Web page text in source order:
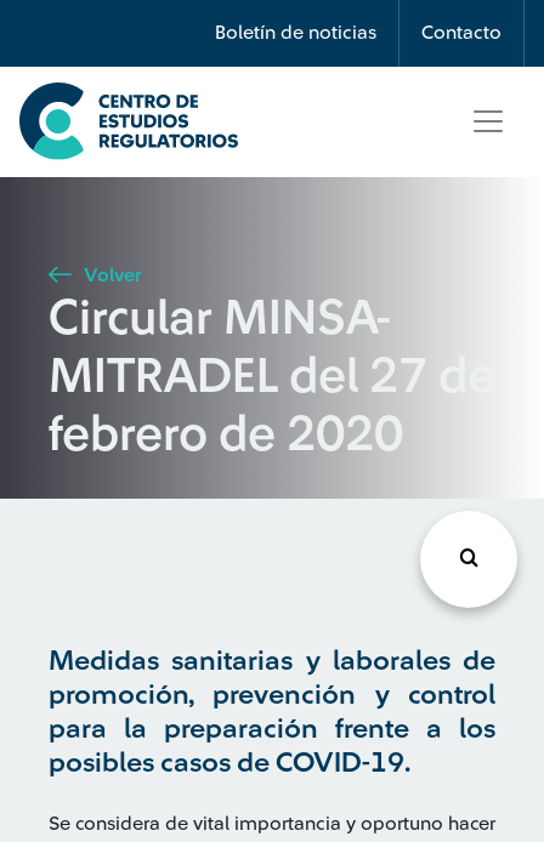
Boletín de noticias Contacto
Búsqueda
Seleccione país
Buscar
Volver
Circular MINSA-
MITRADEL del 27 de
febrero de 2020
Medidas sanitarias y laborales de
promoción, prevención y control
para la preparación frente a los
posibles casos de COVID-19.
Se considera de vital importancia y oportuno hacer